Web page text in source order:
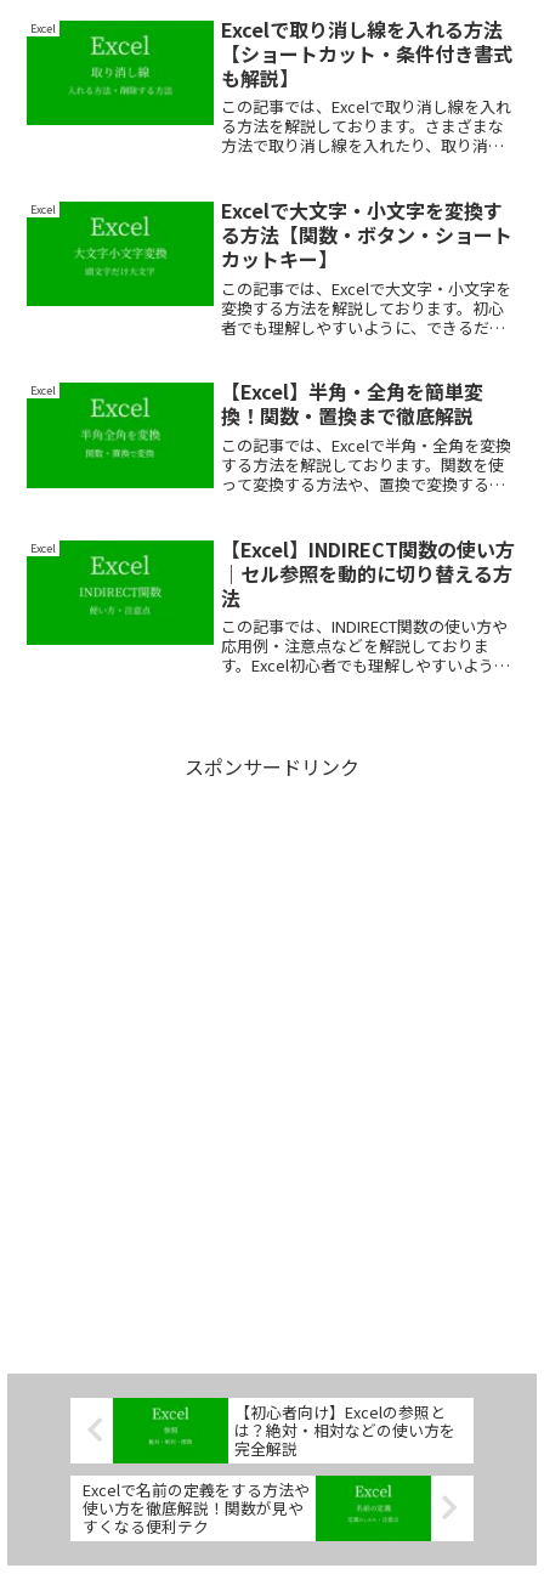
Excel
Excelで取り消し線を入れる方法
【ショートカット・条件付き書式
も解説】
この記事では、Excelで取り消し線を入れ
る方法を解説しております。さまざまな
方法で取り消し線を入れたり、取り消し
い。
Excel
Excelで大文字・小文字を変換す
る方法【関数・ボタン・ショート
カットキー】
この記事では、Excelで大文字・小文字を
変換する方法を解説しております。初心
者でも理解しやすいように、できるだけ
Excel
【Excel】半角・全角を簡単変
換！関数・置換まで徹底解説
この記事では、Excelで半角・全角を変換
する方法を解説しております。関数を使
って変換する方法や、置換で変換する方
Excel
【Excel】INDIRECT関数の使い方
｜セル参照を動的に切り替える方
法
この記事では、INDIRECT関数の使い方や
応用例・注意点などを解説しておりま
す。Excel初心者でも理解しやすいよう
スポンサードリンク
【初心者向け】Excelの参照と
は？絶対・相対などの使い方を
完全解説
Excelで名前の定義をする方法や
使い方を徹底解説！関数が見や
すくなる便利テク